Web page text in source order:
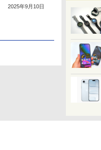
2025年9月10日